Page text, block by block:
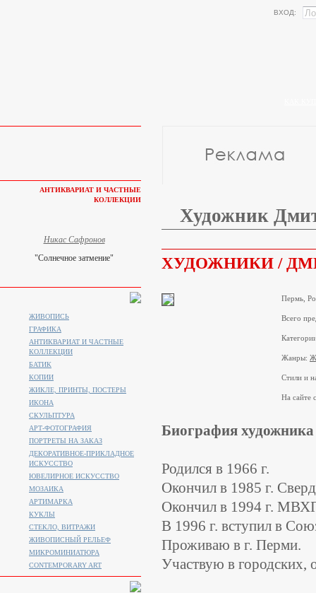
ВХОД:
Художник
ХУДОЖНИКИ /
Пермь,
Всего
Жанры:
Стили и
На сайте
Биография художника
Родился в 1966 г.
Окончил в 1985 г.
Окончил в 1994 г.
В 1996 г. вступил в
Проживаю в г. Перми.
Участвую в городских,
АНТИКВАРИАТ И ЧАСТНЫЕ
КОЛЛЕКЦИИ
Никас Сафронов
"Солнечное затмение"
ЖИВОПИСЬ
ГРАФИКА
АНТИКВАРИАТ И ЧАСТНЫЕ
КОЛЛЕКЦИИ
БАТИК
КОПИИ
ЖИКЛЕ, ПРИНТЫ, ПОСТЕРЫ
ИКОНА
СКУЛЬПТУРА
АРТ-ФОТОГРАФИЯ
ПОРТРЕТЫ НА ЗАКАЗ
ДЕКОРАТИВНОЕ-ПРИКЛАДНОЕ
ИСКУССТВО
ЮВЕЛИРНОЕ ИСКУССТВО
МОЗАИКА
АРТИМАРКА
КУКЛЫ
СТЕКЛО, ВИТРАЖИ
ЖИВОПИСНЫЙ РЕЛЬЕФ
МИКРОМИНИАТЮРА
CONTEMPORARY ART